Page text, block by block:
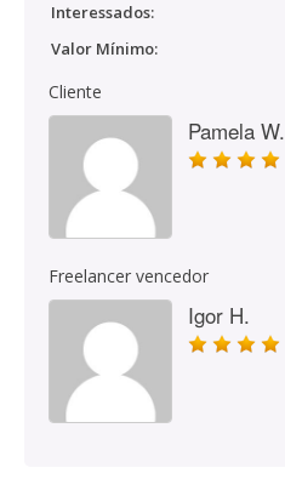
Interessados:
Valor Mínimo:
Cliente
Pamela W.
Freelancer vencedor
Igor H.